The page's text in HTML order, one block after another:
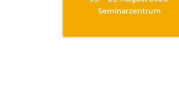
Seminarzentrum